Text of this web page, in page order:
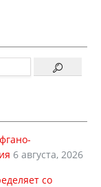
6 августа, 2026
со